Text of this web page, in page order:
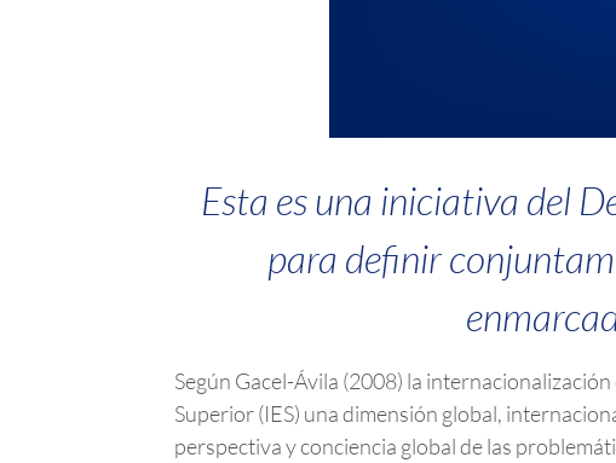
Esta es una iniciativa del
para definir
Según Gacel-Ávila (2008) la
Superior (IES) una dimensión global,
perspectiva y conciencia global de las